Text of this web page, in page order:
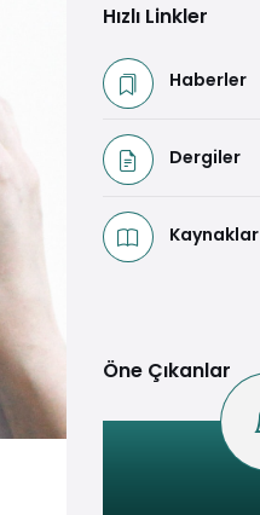
Hızlı Linkler
Haberler
Dergiler
Kaynaklar
Öne Çıkanlar